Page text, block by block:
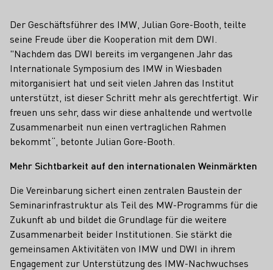
Der Geschäftsführer des IMW, Julian Gore-Booth, teilte
seine Freude über die Kooperation mit dem DWI.
"Nachdem das DWI bereits im vergangenen Jahr das
Internationale Symposium des IMW in Wiesbaden
mitorganisiert hat und seit vielen Jahren das Institut
unterstützt, ist dieser Schritt mehr als gerechtfertigt. Wir
freuen uns sehr, dass wir diese anhaltende und wertvolle
Zusammenarbeit nun einen vertraglichen Rahmen
bekommt“, betonte Julian Gore-Booth.
Mehr Sichtbarkeit auf den internationalen Weinmärkten
Die Vereinbarung sichert einen zentralen Baustein der
Seminarinfrastruktur als Teil des MW-Programms für die
Zukunft ab und bildet die Grundlage für die weitere
Zusammenarbeit beider Institutionen. Sie stärkt die
gemeinsamen Aktivitäten von IMW und DWI in ihrem
Engagement zur Unterstützung des IMW-Nachwuchses